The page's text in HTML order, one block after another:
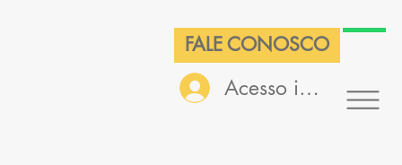
FALE CONOSCO
Acesso interno